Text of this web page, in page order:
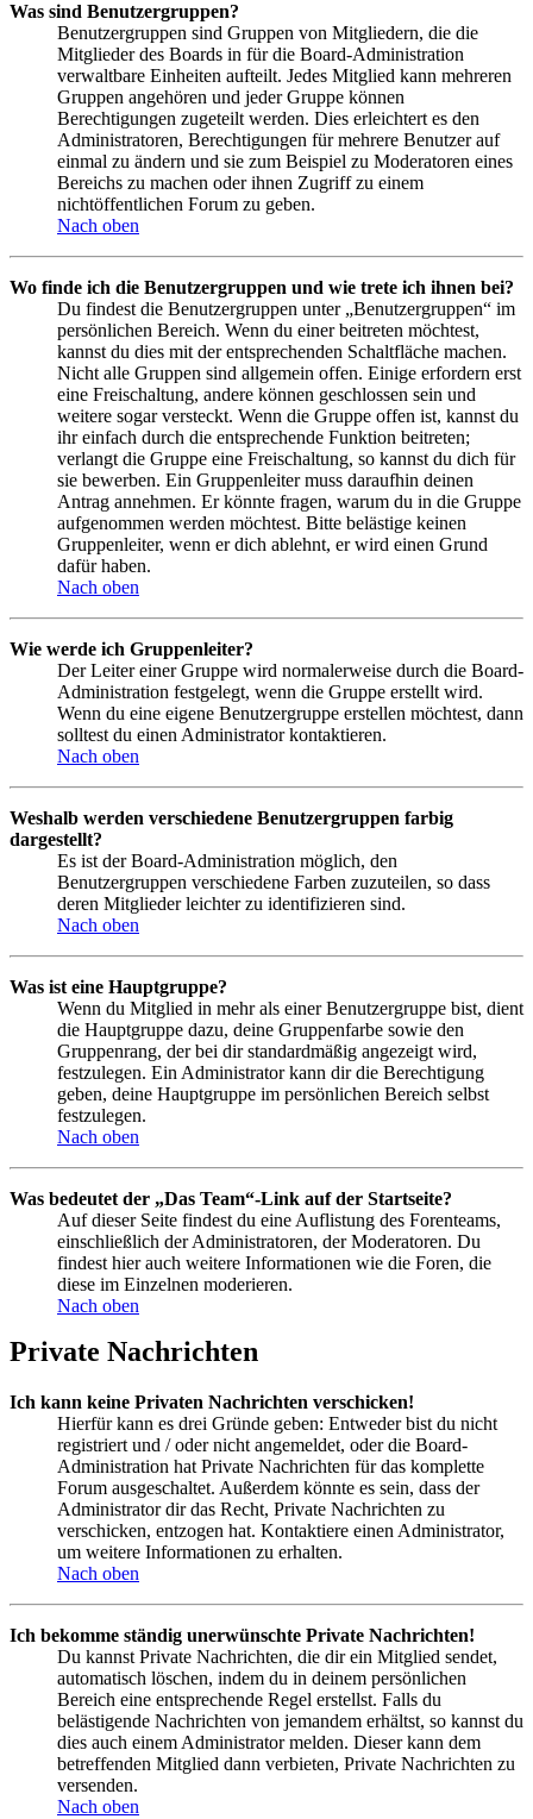
Was sind Benutzergruppen?
Benutzergruppen sind Gruppen von Mitgliedern, die die
Mitglieder des Boards in für die Board-Administration
verwaltbare Einheiten aufteilt. Jedes Mitglied kann mehreren
Gruppen angehören und jeder Gruppe können
Berechtigungen zugeteilt werden. Dies erleichtert es den
Administratoren, Berechtigungen für mehrere Benutzer auf
einmal zu ändern und sie zum Beispiel zu Moderatoren eines
Bereichs zu machen oder ihnen Zugriff zu einem
nichtöffentlichen Forum zu geben.
Nach oben
Wo finde ich die Benutzergruppen und wie trete ich ihnen bei?
Du findest die Benutzergruppen unter „Benutzergruppen“ im
persönlichen Bereich. Wenn du einer beitreten möchtest,
kannst du dies mit der entsprechenden Schaltfläche machen.
Nicht alle Gruppen sind allgemein offen. Einige erfordern erst
eine Freischaltung, andere können geschlossen sein und
weitere sogar versteckt. Wenn die Gruppe offen ist, kannst du
ihr einfach durch die entsprechende Funktion beitreten;
verlangt die Gruppe eine Freischaltung, so kannst du dich für
sie bewerben. Ein Gruppenleiter muss daraufhin deinen
Antrag annehmen. Er könnte fragen, warum du in die Gruppe
aufgenommen werden möchtest. Bitte belästige keinen
Gruppenleiter, wenn er dich ablehnt, er wird einen Grund
dafür haben.
Nach oben
Wie werde ich Gruppenleiter?
Der Leiter einer Gruppe wird normalerweise durch die Board-
Administration festgelegt, wenn die Gruppe erstellt wird.
Wenn du eine eigene Benutzergruppe erstellen möchtest, dann
solltest du einen Administrator kontaktieren.
Nach oben
Weshalb werden verschiedene Benutzergruppen farbig
dargestellt?
Es ist der Board-Administration möglich, den
Benutzergruppen verschiedene Farben zuzuteilen, so dass
deren Mitglieder leichter zu identifizieren sind.
Nach oben
Was ist eine Hauptgruppe?
Wenn du Mitglied in mehr als einer Benutzergruppe bist, dient
die Hauptgruppe dazu, deine Gruppenfarbe sowie den
Gruppenrang, der bei dir standardmäßig angezeigt wird,
festzulegen. Ein Administrator kann dir die Berechtigung
geben, deine Hauptgruppe im persönlichen Bereich selbst
festzulegen.
Nach oben
Was bedeutet der „Das Team“-Link auf der Startseite?
Auf dieser Seite findest du eine Auflistung des Forenteams,
einschließlich der Administratoren, der Moderatoren. Du
findest hier auch weitere Informationen wie die Foren, die
diese im Einzelnen moderieren.
Nach oben
Private Nachrichten
Ich kann keine Privaten Nachrichten verschicken!
Hierfür kann es drei Gründe geben: Entweder bist du nicht
registriert und / oder nicht angemeldet, oder die Board-
Administration hat Private Nachrichten für das komplette
Forum ausgeschaltet. Außerdem könnte es sein, dass der
Administrator dir das Recht, Private Nachrichten zu
verschicken, entzogen hat. Kontaktiere einen Administrator,
um weitere Informationen zu erhalten.
Nach oben
Ich bekomme ständig unerwünschte Private Nachrichten!
Du kannst Private Nachrichten, die dir ein Mitglied sendet,
automatisch löschen, indem du in deinem persönlichen
Bereich eine entsprechende Regel erstellst. Falls du
belästigende Nachrichten von jemandem erhältst, so kannst du
dies auch einem Administrator melden. Dieser kann dem
betreffenden Mitglied dann verbieten, Private Nachrichten zu
versenden.
Nach oben